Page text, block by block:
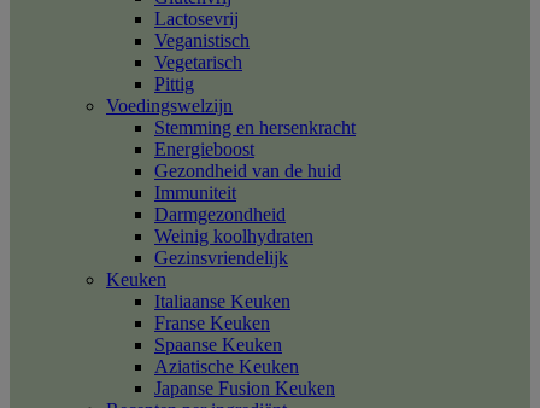
Lactosevrij
Veganistisch
Vegetarisch
Pittig
Voedingswelzijn
Stemming en hersenkracht
Energieboost
Gezondheid van de huid
Immuniteit
Darmgezondheid
Weinig koolhydraten
Gezinsvriendelijk
Keuken
Italiaanse Keuken
Franse Keuken
Spaanse Keuken
Aziatische Keuken
Japanse Fusion Keuken